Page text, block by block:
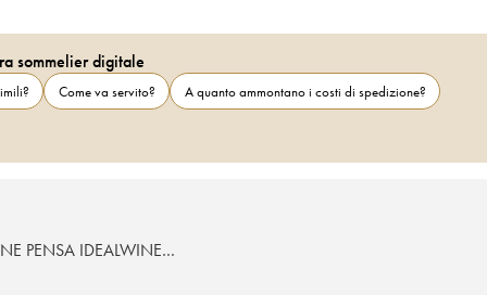
sommelier digitale
Come va servito? A quanto ammontano i costi di spedizione?
PENSA IDEALWINE…